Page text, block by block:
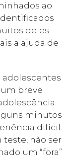
ao
deles
a ajuda de
adolescentes
um breve
minutos
difícil.
não ser
um “fora”